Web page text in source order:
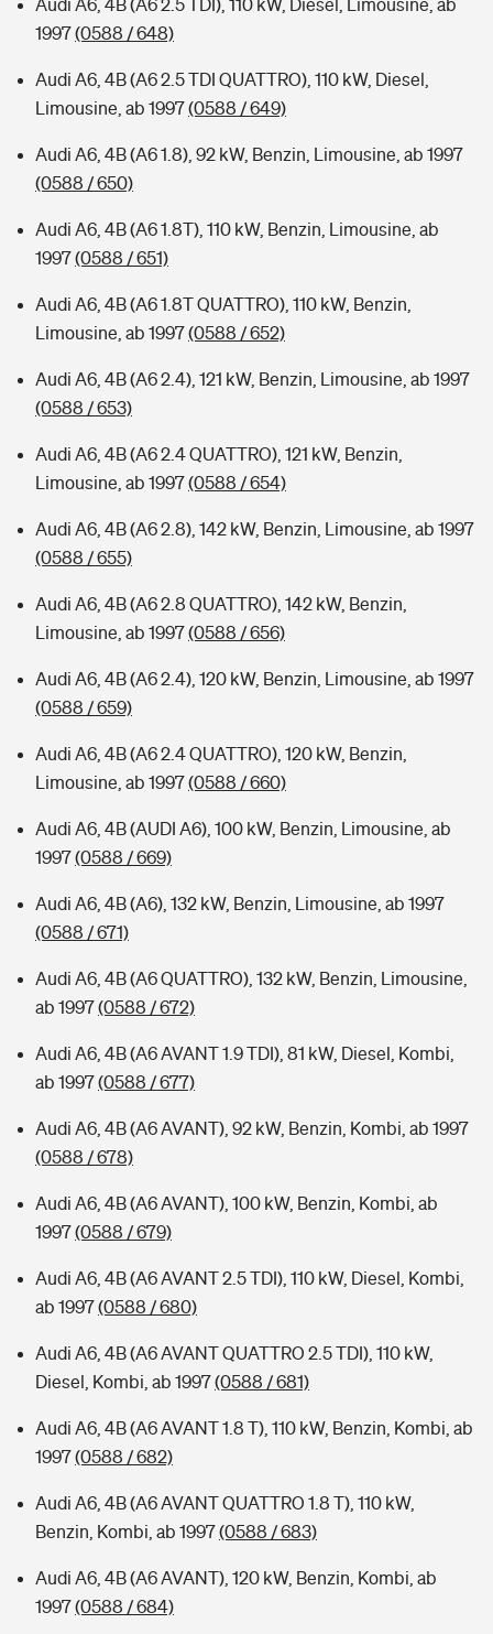
Audi A6, 4B (A6 2.5 TDI), 110 kW, Diesel, Limousine, ab
1997(0588 / 648)
Audi A6, 4B (A6 2.5 TDI QUATTRO), 110 kW, Diesel,
Limousine, ab 1997(0588 / 649)
Audi A6, 4B (A6 1.8), 92 kW, Benzin, Limousine, ab 1997
(0588 / 650)
Audi A6, 4B (A6 1.8T), 110 kW, Benzin, Limousine, ab
1997(0588 / 651)
Audi A6, 4B (A6 1.8T QUATTRO), 110 kW, Benzin,
Limousine, ab 1997(0588 / 652)
Audi A6, 4B (A6 2.4), 121 kW, Benzin, Limousine, ab 1997
(0588 / 653)
Audi A6, 4B (A6 2.4 QUATTRO), 121 kW, Benzin,
Limousine, ab 1997(0588 / 654)
Audi A6, 4B (A6 2.8), 142 kW, Benzin, Limousine, ab 1997
(0588 / 655)
Audi A6, 4B (A6 2.8 QUATTRO), 142 kW, Benzin,
Limousine, ab 1997(0588 / 656)
Audi A6, 4B (A6 2.4), 120 kW, Benzin, Limousine, ab 1997
(0588 / 659)
Audi A6, 4B (A6 2.4 QUATTRO), 120 kW, Benzin,
Limousine, ab 1997(0588 / 660)
Audi A6, 4B (AUDI A6), 100 kW, Benzin, Limousine, ab
1997(0588 / 669)
Audi A6, 4B (A6), 132 kW, Benzin, Limousine, ab 1997
(0588 / 671)
Audi A6, 4B (A6 QUATTRO), 132 kW, Benzin, Limousine,
ab 1997(0588 / 672)
Audi A6, 4B (A6 AVANT 1.9 TDI), 81 kW, Diesel, Kombi,
ab 1997(0588 / 677)
Audi A6, 4B (A6 AVANT), 92 kW, Benzin, Kombi, ab 1997
(0588 / 678)
Audi A6, 4B (A6 AVANT), 100 kW, Benzin, Kombi, ab
1997(0588 / 679)
Audi A6, 4B (A6 AVANT 2.5 TDI), 110 kW, Diesel, Kombi,
ab 1997(0588 / 680)
Audi A6, 4B (A6 AVANT QUATTRO 2.5 TDI), 110 kW,
Diesel, Kombi, ab 1997(0588 / 681)
Audi A6, 4B (A6 AVANT 1.8 T), 110 kW, Benzin, Kombi, ab
1997(0588 / 682)
Audi A6, 4B (A6 AVANT QUATTRO 1.8 T), 110 kW,
Benzin, Kombi, ab 1997(0588 / 683)
Audi A6, 4B (A6 AVANT), 120 kW, Benzin, Kombi, ab
1997(0588 / 684)